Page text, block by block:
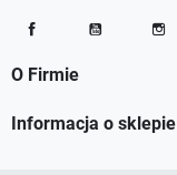
O Firmie
Informacja o sklepie